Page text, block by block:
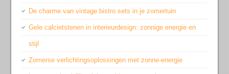
De charme van vintage bistro sets in je zomertuin
Gele calcietstenen in interieurdesign: zonnige energie en
stijl
Zomerse verlichtingsoplossingen met zonne-energie